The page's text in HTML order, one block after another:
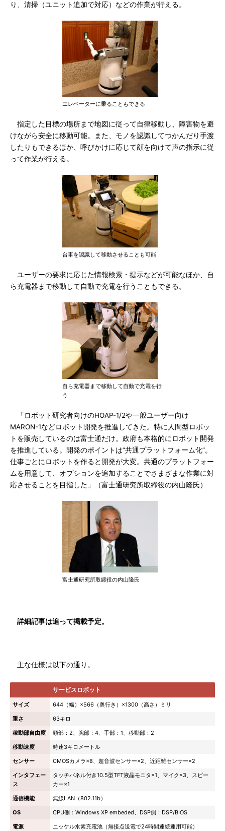
り、清掃（ユニット追加で対応）などの作業が行える。
エレベーターに乗ることもできる
指定した目標の場所まで地図に従って自律移動し、障害物を避
けながら安全に移動可能。また、モノを認識してつかんだり手渡
したりもできるほか、呼びかけに応じて顔を向けて声の指示に従
って作業が行える。
台車を認識して移動させることも可能
ユーザーの要求に応じた情報検索・提示などが可能なほか、自
ら充電器まで移動して自動で充電を行うこともできる。
自ら充電器まで移動して自動で充電を行
う
「ロボット研究者向けのHOAP-1/2や一般ユーザー向け
MARON-1などロボット開発を推進してきた。特に人間型ロボッ
トを販売しているのは富士通だけ。政府も本格的にロボット開発
を推進している。開発のポイントは“共通プラットフォーム化”。
仕事ごとにロボットを作ると開発が大変。共通のプラットフォー
ムを用意して、オプションを追加することでさまざまな作業に対
応させることを目指した」（富士通研究所取締役の内山隆氏）
富士通研究所取締役の内山隆氏
詳細記事は追って掲載予定。
主な仕様は以下の通り。
サービスロボット
サイズ
644（幅）×566（奥行き）×1300（高さ）ミリ
重さ
63キロ
稼動部自由度
頭部：2、腕部：4、手部：1、移動部：2
移動速度
時速3キロメートル
センサー
CMOSカメラ×8、超音波センサー×2、近距離センサー×2
インタフェー
ス
タッチパネル付き10.5型TFT液晶モニタ×1、マイク×3、スピー
カー×1
通信機能
無線LAN（802.11b）
OS
CPU側：Windows XP embeded、DSP側：DSP/BIOS
電源
ニッケル水素充電池（無接点送電で24時間連続運用可能）